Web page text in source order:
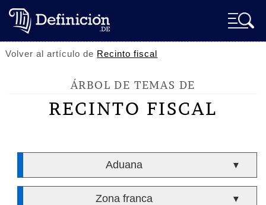
Volver al artículo de Recinto fiscal
ÁRBOL DE TEMAS DE
RECINTO FISCAL
Aduana ▼
Zona franca ▼